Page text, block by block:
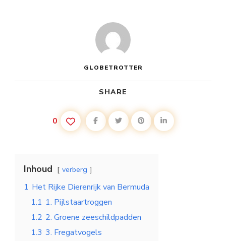
GLOBETROTTER
SHARE
0
Inhoud verberg
1 Het Rijke Dierenrijk van Bermuda
1.1 1. Pijlstaartroggen
1.2 2. Groene zeeschildpadden
1.3 3. Fregatvogels